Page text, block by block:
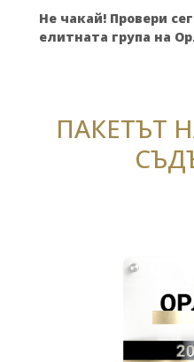
Не чакай! Провери
елитната група на
ПАКЕТЪТ